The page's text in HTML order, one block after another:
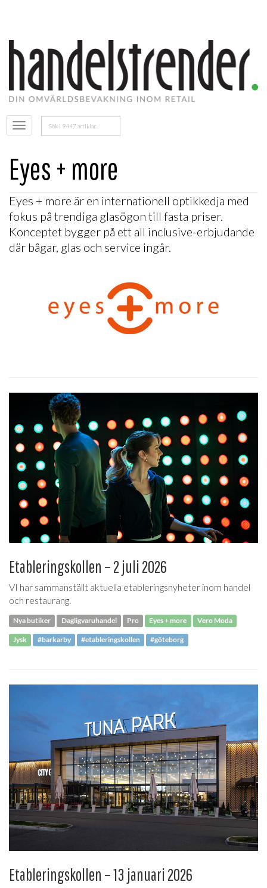
Öppna
menyn
Sök
efter:
Eyes + more
Eyes + more är en internationell optikkedja med
fokus på trendiga glasögon till fasta priser.
Konceptet bygger på ett all inclusive-erbjudande
där bågar, glas och service ingår.
Etableringskollen – 2 juli 2026
VI har sammanställt aktuella etableringsnyheter inom handel
och restaurang.
Nya butiker Dagligvaruhandel Pro Eyes + more Vero Moda
Jysk #barkarby #etableringskollen #göteborg
Etableringskollen – 13 januari 2026